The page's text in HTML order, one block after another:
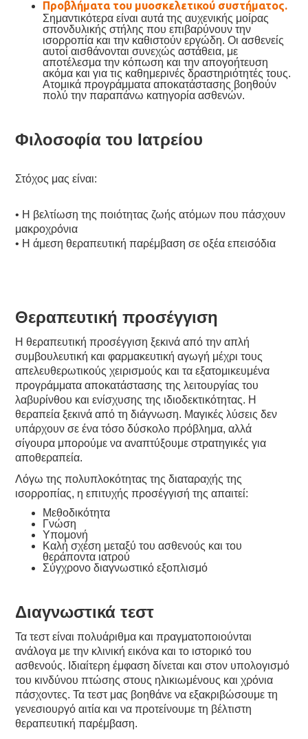
Προβλήματα του μυοσκελετικού συστήματος.
Σημαντικότερα είναι αυτά της αυχενικής μοίρας
σπονδυλικής στήλης που επιβαρύνουν την
ισορροπία και την καθιστούν εργώδη. Οι ασθενείς
αυτοί αισθάνονται συνεχώς αστάθεια, με
αποτέλεσμα την κόπωση και την απογοήτευση
ακόμα και για τις καθημερινές δραστηριότητές τους.
Ατομικά προγράμματα αποκατάστασης βοηθούν
πολύ την παραπάνω κατηγορία ασθενών.
Φιλοσοφία του Ιατρείου
Στόχος μας είναι:
• Η βελτίωση της ποιότητας ζωής ατόμων που πάσχουν
μακροχρόνια
• Η άμεση θεραπευτική παρέμβαση σε οξέα επεισόδια
Θεραπευτική προσέγγιση
Η θεραπευτική προσέγγιση ξεκινά από την απλή
συμβουλευτική και φαρμακευτική αγωγή μέχρι τους
απελευθερωτικούς χειρισμούς και τα εξατομικευμένα
προγράμματα αποκατάστασης της λειτουργίας του
λαβυρίνθου και ενίσχυσης της ιδιοδεκτικότητας. Η
θεραπεία ξεκινά από τη διάγνωση. Μαγικές λύσεις δεν
υπάρχουν σε ένα τόσο δύσκολο πρόβλημα, αλλά
σίγουρα μπορούμε να αναπτύξουμε στρατηγικές για
αποθεραπεία.
Λόγω της πολυπλοκότητας της διαταραχής της
ισορροπίας, η επιτυχής προσέγγισή της απαιτεί:
Μεθοδικότητα
Γνώση
Υπομονή
Καλή σχέση μεταξύ του ασθενούς και του
θεράποντα ιατρού
Σύγχρονο διαγνωστικό εξοπλισμό
Διαγνωστικά τεστ
Τα τεστ είναι πολυάριθμα και πραγματοποιούνται
ανάλογα με την κλινική εικόνα και το ιστορικό του
ασθενούς. Ιδιαίτερη έμφαση δίνεται και στον υπολογισμό
του κινδύνου πτώσης στους ηλικιωμένους και χρόνια
πάσχοντες. Τα τεστ μας βοηθάνε να εξακριβώσουμε τη
γενεσιουργό αιτία και να προτείνουμε τη βέλτιστη
θεραπευτική παρέμβαση.